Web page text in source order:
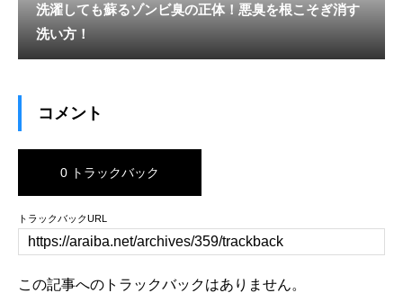
洗濯しても蘇るゾンビ臭の正体！悪臭を根こそぎ消す
洗い方！
コメント
0 トラックバック
トラックバックURL
この記事へのトラックバックはありません。